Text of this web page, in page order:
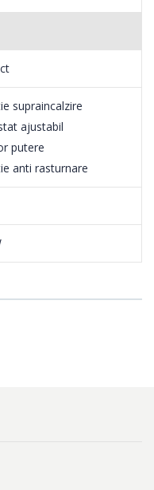
accidental sau nu sta pe
in caz de
care orificiile de admisie
supraincalzire
ajustabil
putere
anti rasturnare